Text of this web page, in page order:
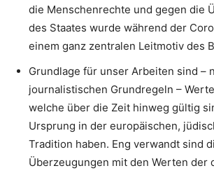
die Menschenrechte und gegen die
des Staates wurde während der
einem ganz zentralen Leitmotiv des
Grundlage für unser Arbeiten sind –
journalistischen Grundregeln –
welche über die Zeit hinweg gültig
Ursprung in der europäischen,
Tradition haben. Eng verwandt sind
Überzeugungen mit den Werten der